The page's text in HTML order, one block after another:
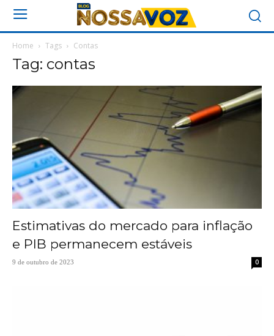
Home Tags Contas
Tag: contas
Estimativas do mercado para inflação
e PIB permanecem estáveis
9 de outubro de 2023 0